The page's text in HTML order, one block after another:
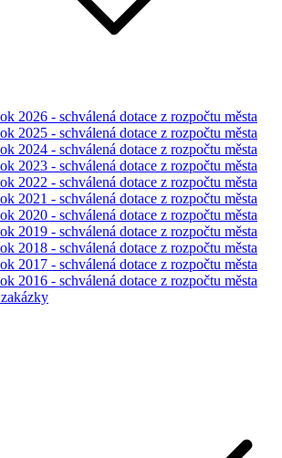
2026 - schválená dotace z rozpočtu města
2025 - schválená dotace z rozpočtu města
2024 - schválená dotace z rozpočtu města
2023 - schválená dotace z rozpočtu města
2022 - schválená dotace z rozpočtu města
2021 - schválená dotace z rozpočtu města
2020 - schválená dotace z rozpočtu města
2019 - schválená dotace z rozpočtu města
2018 - schválená dotace z rozpočtu města
2017 - schválená dotace z rozpočtu města
2016 - schválená dotace z rozpočtu města